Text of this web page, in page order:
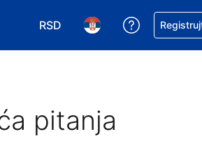
RSD
Izaberite valutu. Vaša
Izaberite jezik. Vaš
Zatražite
pitanja